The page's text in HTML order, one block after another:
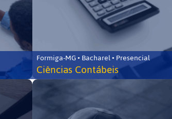
Formiga-MG • Bacharel • Presencial
Ciências Contábeis